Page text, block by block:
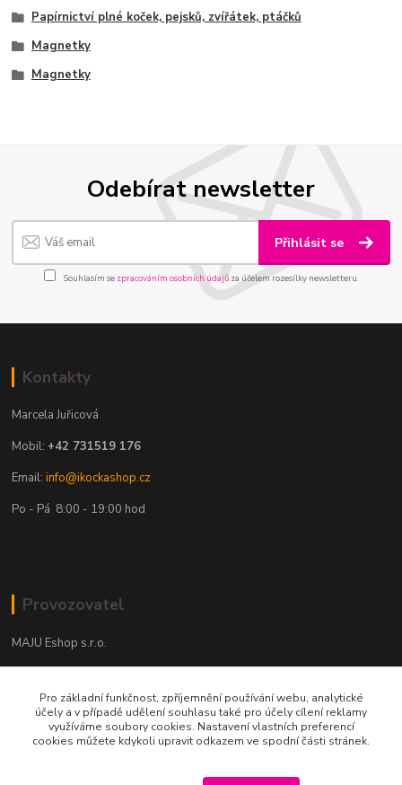
Papírnictví plné koček, pejsků, zvířátek, ptáčků
Magnetky
Magnetky
Odebírat newsletter
Přihlásit se
Souhlasím se zpracováním osobních údajůza účelem rozesílky newsletteru.
Kontakty
Marcela Juřicová
Mobil: +42 731519 176
Email:info@ikockashop.cz
Po - Pá 8:00 - 19:00 hod
Provozovatel
MAJU Eshop s.r.o.
702 00 Ostrava
IČ: 09674799
Pro základní funkčnost, zpříjemnění používání webu, analytické
účely a v případě udělení souhlasu také pro účely cílení reklamy
využíváme soubory cookies. Nastavení vlastních preferencí
cookies můžete kdykoli upravit odkazem ve spodní části stránek.